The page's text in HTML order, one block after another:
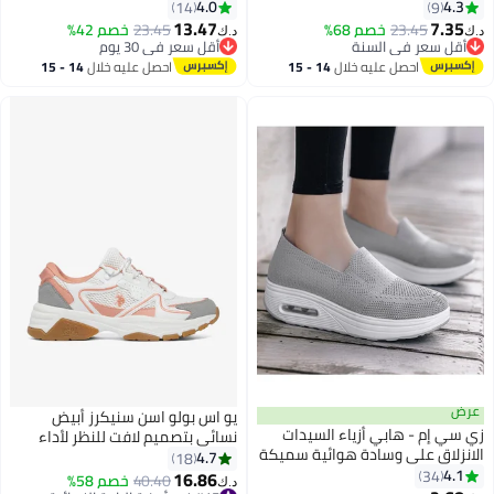
4.3
9
د.ك‏7.35
23.45خصم 68%
أقل سعر في السنة
أقل سعر في السنة
احصل عليه خلال 14 - 15
4.0
14
د.ك‏13.47
23.45خصم 42%
أقل سعر في 30 يوم
أقل سعر في 30 يوماحصل عليه خلال 14 - 15
3
عرض
زي سي إم - هابي أزياء السيدات
الانزلاق على وسادة هوائية سميكة
وحيد أحذية هزاز أحذية الرقص
4.1
34
يو اس بولو اسن سنيكرز أبيض
نسائي بتصميم لافت للنظر لأداء
جريء وأنيق
4.7
18
د.ك‏16.86
40.40خصم 58%